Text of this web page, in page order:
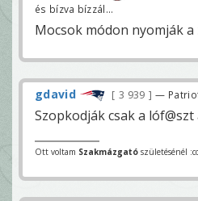
és bízva bízzál...
Mocsok módon nyomják
gdavid 3 939 —
Szopkodják csak a lóf@szt
Ott voltam Szakmázgató születésénél